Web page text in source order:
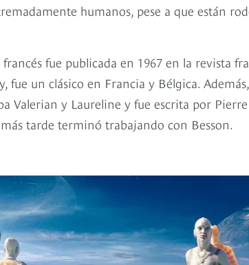
humanos, pese a que están
fue publicada en 1967 en la revista
fue un clásico en Francia y Bélgica.
Valerian y Laureline y fue escrita por
tarde terminó trabajando con Besson.